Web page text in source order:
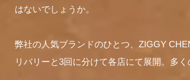
はないでしょうか。
弊社の人気ブランドのひとつ、ZIGGY
リバリーと3回に分けて各店にて展開。多